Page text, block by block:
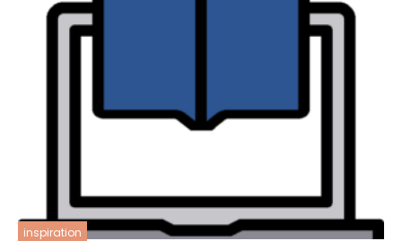
inspiration